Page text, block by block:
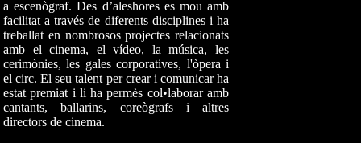
a escenògraf. Des d’aleshores es mou amb
facilitat a través de diferents disciplines i ha
treballat en nombrosos projectes relacionats
amb el cinema, el vídeo, la música, les
cerimònies, les gales corporatives, l'òpera i
el circ. El seu talent per crear i comunicar ha
estat premiat i li ha permès col•laborar amb
cantants, ballarins, coreògrafs i altres
directors de cinema.